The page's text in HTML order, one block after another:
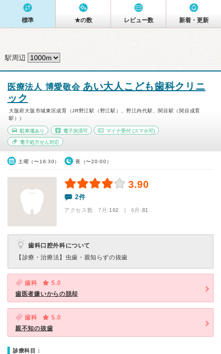
標準 ★の数 レビュー数 新着・更新
駅周辺
医療法人 博愛敬会 あい大人こども歯科クリニ
ック
大阪府大阪市城東区成育（JR野江駅（野江駅）、野江内代駅、関目駅（関目成育
駅））
駐車場あり 電子決済可 マイナ受付 (スマホ可)
電子処方せん対応
土曜（〜16:30） 夜（〜20:00）
3.90
2件
アクセス数 7月:102 | 6月:81
歯科口腔外科について
【診療・治療法】 虫歯・親知らずの抜歯
歯科
5.0
歯医者嫌いからの脱却
歯科
5.0
親不知の抜歯
診療科目：